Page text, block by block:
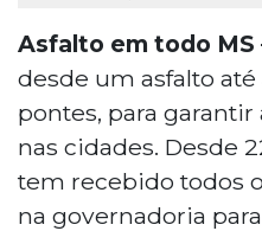
Asfalto em todo MS
desde um asfalto
pontes, para
nas cidades. Desde
tem recebido todos
na governadoria